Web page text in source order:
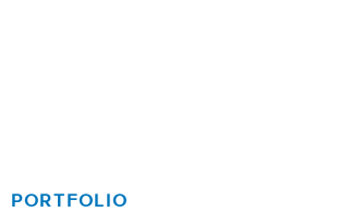
PORTFOLIO